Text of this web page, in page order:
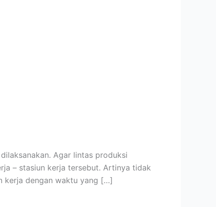
Agar lintas produksi
– stasiun kerja tersebut. Artinya tidak
kerja dengan waktu yang […]